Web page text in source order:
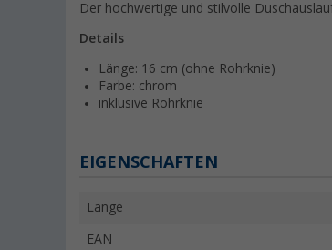
Der hochwertige und stilvolle
Details
Länge: 16 cm (ohne Rohrknie)
Farbe: chrom
inklusive Rohrknie
EIGENSCHAFTEN
Länge
EAN